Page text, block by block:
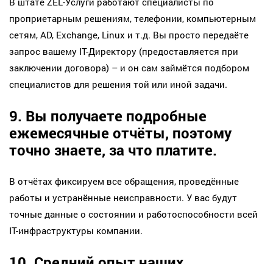
проприетарным решениям, телефонии, компьютерным
сетям, AD, Exchange, Linux и т.д. Вы просто передаёте
запрос вашему IT-Директору (предоставляется при
заключении договора) – и он сам займётся подбором
специалистов для решения той или иной задачи.
9. Вы получаете подробные
ежемесячные отчёты, поэтому
точно знаете, за что платите.
В отчётах фиксируем все обращения, проведённые
работы и устранённые неисправности. У вас будут
точные данные о состоянии и работоспособности всей
IT-инфраструктуры компании.